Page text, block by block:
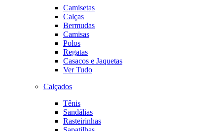
Camisetas
Calças
Bermudas
Camisas
Polos
Regatas
Casacos e Jaquetas
Ver Tudo
Calçados
Tênis
Sandálias
Rasteirinhas